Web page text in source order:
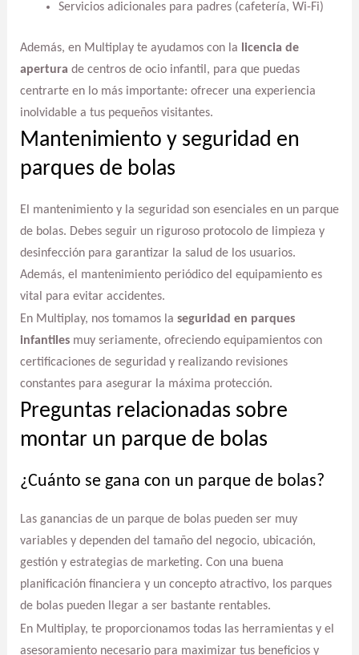
Servicios adicionales para padres (cafetería, Wi-Fi)
Además, en Multiplay te ayudamos con la licencia de
apertura de centros de ocio infantil, para que puedas
centrarte en lo más importante: ofrecer una experiencia
inolvidable a tus pequeños visitantes.
Mantenimiento y seguridad en
parques de bolas
El mantenimiento y la seguridad son esenciales en un parque
de bolas. Debes seguir un riguroso protocolo de limpieza y
desinfección para garantizar la salud de los usuarios.
Además, el mantenimiento periódico del equipamiento es
vital para evitar accidentes.
En Multiplay, nos tomamos la seguridad en parques
infantilesmuy seriamente, ofreciendo equipamientos con
certificaciones de seguridad y realizando revisiones
constantes para asegurar la máxima protección.
Preguntas relacionadas sobre
montar un parque de bolas
¿Cuánto se gana con un parque de bolas?
Las ganancias de un parque de bolas pueden ser muy
variables y dependen del tamaño del negocio, ubicación,
gestión y estrategias de marketing. Con una buena
planificación financiera y un concepto atractivo, los parques
de bolas pueden llegar a ser bastante rentables.
En Multiplay, te proporcionamos todas las herramientas y el
asesoramiento necesario para maximizar tus beneficios y